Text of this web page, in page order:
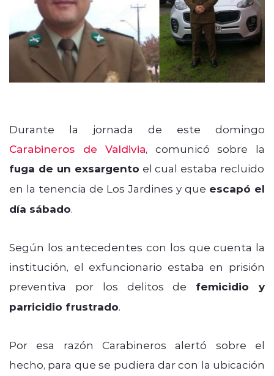
Durante la jornada de este domingo
Carabineros de Valdivia, comunicó sobre la
fuga de un exsargento el cual estaba recluido
en la tenencia de Los Jardines y que escapó el
día sábado.
Según los antecedentes con los que cuenta la
institución, el exfuncionario estaba en prisión
preventiva por los delitos de femicidio y
parricidio frustrado.
Por esa razón Carabineros alertó sobre el
hecho, para que se pudiera dar con la ubicación